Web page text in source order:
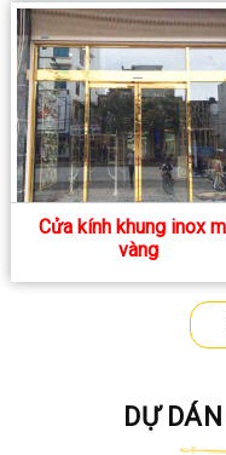
Cửa kính khung inox
vàng
DỰ